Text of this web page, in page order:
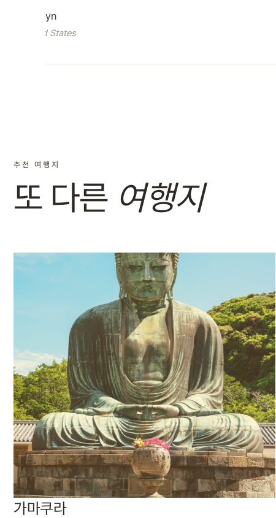
Carolyn
United States
추천 여행지
또 다른 여행지
가마쿠라